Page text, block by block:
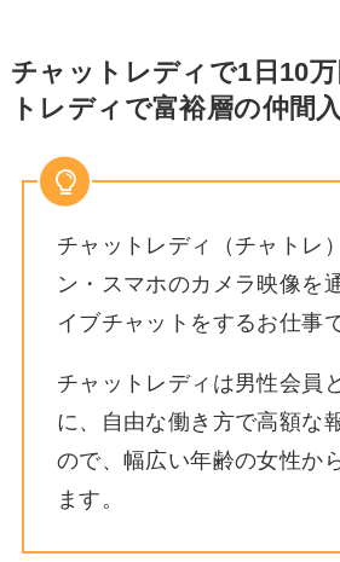
チャットレディで1日10
トレディで富裕層の仲間
チャットレディ（チャトレ
ン・スマホのカメラ映像を
イブチャットをするお仕事
チャットレディは男性会員
に、自由な働き方で高額な
ので、幅広い年齢の女性か
ます。